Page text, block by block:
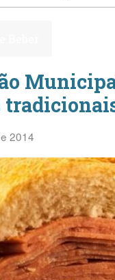
2014